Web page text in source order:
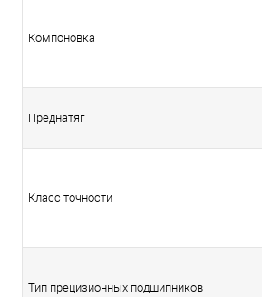
Компоновка
Преднатяг
Класс точности
Тип прецизионных подшипников